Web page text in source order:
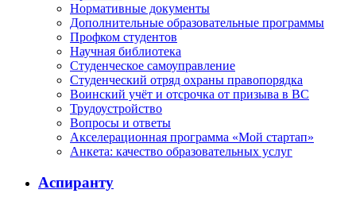
Нормативные документы
Дополнительные образовательные программы
Профком студентов
Научная библиотека
Студенческое самоуправление
Студенческий отряд охраны правопорядка
Воинский учёт и отсрочка от призыва в ВС
Трудоустройство
Вопросы и ответы
Акселерационная программа «Мой стартап»
Анкета: качество образовательных услуг
Аспиранту